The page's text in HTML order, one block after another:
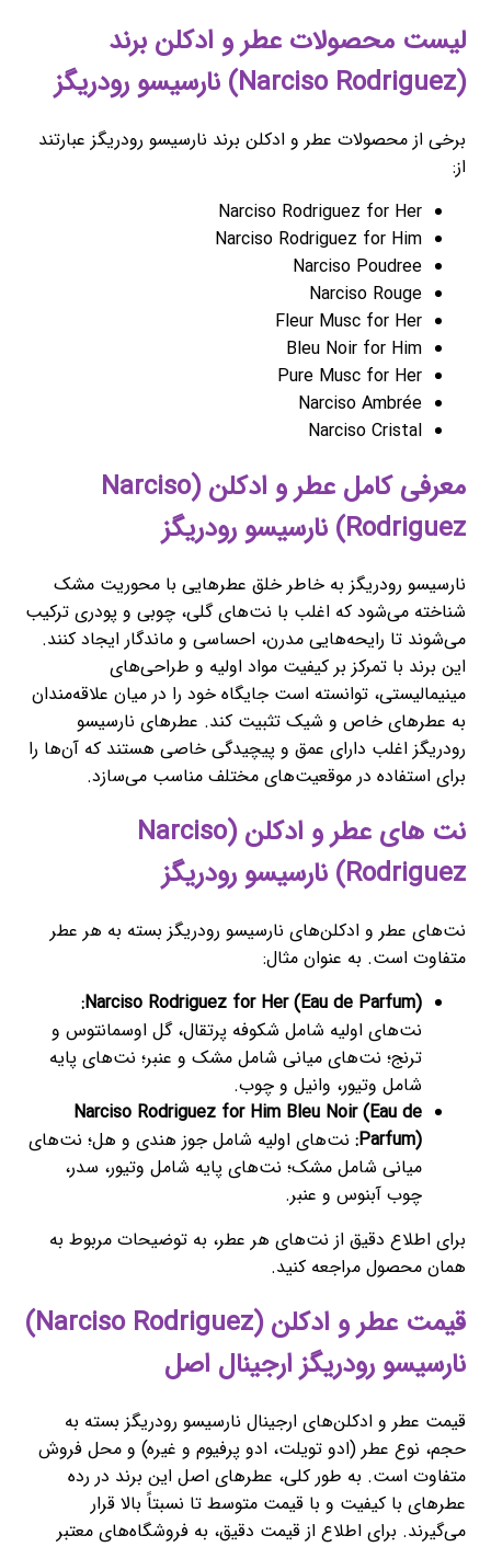
لیست محصولات عطر و ادکلن برند
(Narciso Rodriguez) نارسیسو رودریگز
برخی از محصولات عطر و ادکلن برند نارسیسو رودریگز عبارتند
از:
Narciso Rodriguez for Her
Narciso Rodriguez for Him
Narciso Poudree
Narciso Rouge
Fleur Musc for Her
Bleu Noir for Him
Pure Musc for Her
Narciso Ambrée
Narciso Cristal
معرفی کامل عطر و ادکلن (Narciso
Rodriguez) نارسیسو رودریگز
نارسیسو رودریگز به خاطر خلق عطرهایی با محوریت مشک
شناخته می‌شود که اغلب با نت‌های گلی، چوبی و پودری ترکیب
می‌شوند تا رایحه‌هایی مدرن، احساسی و ماندگار ایجاد کنند.
این برند با تمرکز بر کیفیت مواد اولیه و طراحی‌های
مینیمالیستی، توانسته است جایگاه خود را در میان علاقه‌مندان
به عطرهای خاص و شیک تثبیت کند. عطرهای نارسیسو
رودریگز اغلب دارای عمق و پیچیدگی خاصی هستند که آن‌ها را
برای استفاده در موقعیت‌های مختلف مناسب می‌سازد.
نت های عطر و ادکلن (Narciso
Rodriguez) نارسیسو رودریگز
نت‌های عطر و ادکلن‌های نارسیسو رودریگز بسته به هر عطر
متفاوت است. به عنوان مثال:
Narciso Rodriguez for Her (Eau de Parfum):
نت‌های اولیه شامل شکوفه پرتقال، گل اوسمانتوس و
ترنج؛ نت‌های میانی شامل مشک و عنبر؛ نت‌های پایه
شامل وتیور، وانیل و چوب.
Narciso Rodriguez for Him Bleu Noir (Eau de
Parfum): نت‌های اولیه شامل جوز هندی و هل؛ نت‌های
میانی شامل مشک؛ نت‌های پایه شامل وتیور، سدر،
چوب آبنوس و عنبر.
برای اطلاع دقیق از نت‌های هر عطر، به توضیحات مربوط به
همان محصول مراجعه کنید.
قیمت عطر و ادکلن (Narciso Rodriguez)
نارسیسو رودریگز ارجینال اصل
قیمت عطر و ادکلن‌های ارجینال نارسیسو رودریگز بسته به
حجم، نوع عطر (ادو تویلت، ادو پرفیوم و غیره) و محل فروش
متفاوت است. به طور کلی، عطرهای اصل این برند در رده
عطرهای با کیفیت و با قیمت متوسط تا نسبتاً بالا قرار
می‌گیرند. برای اطلاع از قیمت دقیق، به فروشگاه‌های معتبر